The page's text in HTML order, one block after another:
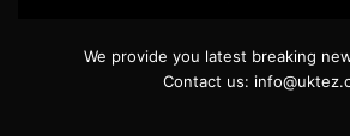
We provide you latest breaking
Contact us: